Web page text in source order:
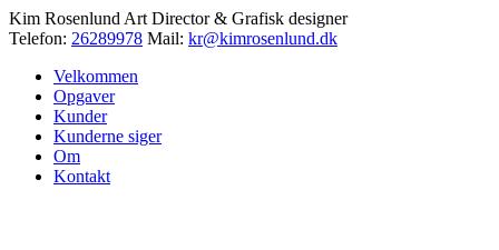
Kim Rosenlund Art Director & Grafisk designer
Telefon: 26289978 Mail: kr@kimrosenlund.dk
Velkommen
Opgaver
Kunder
Kunderne siger
Om
Kontakt